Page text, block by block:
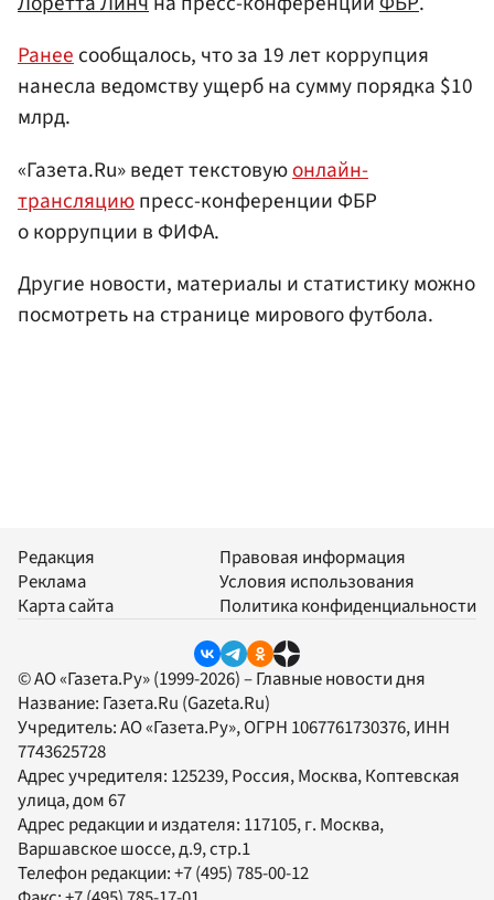
Ранеесообщалось, что за 19 лет коррупция
нанесла ведомству ущерб на сумму порядка $10
млрд.
«Газета.Ru» ведет текстовуюонлайн-
трансляциюпресс-конференции ФБР
о коррупции в ФИФА.
Другие новости, материалы и статистику можно
посмотреть на странице мирового футбола.
Редакция
Реклама
Карта сайта
Правовая информация
Условия использования
Политика конфиденциальности
© АО «Газета.Ру» (1999-2026) – Главные новости дня
Название: Газета.Ru (Gazeta.Ru)
Учредитель:АО «Газета.Ру», ОГРН 1067761730376, ИНН
7743625728
Адрес учредителя: 125239, Россия, Москва, Коптевская
улица, дом 67
Адрес редакции и издателя: 117105, г. Москва,
Варшавское шоссе, д.9, стр.1
Телефон редакции:+7 (495) 785-00-12